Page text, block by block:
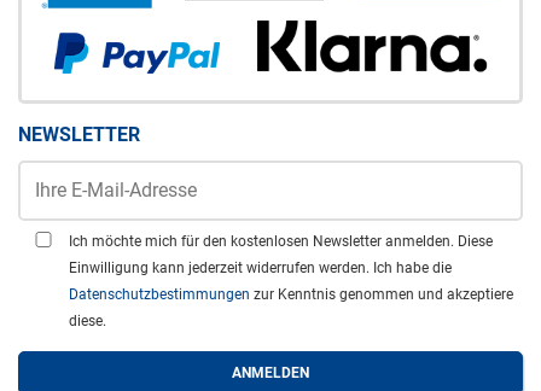
NEWSLETTER
Ich möchte mich für den kostenlosen Newsletter anmelden. Diese
Einwilligung kann jederzeit widerrufen werden. Ich habe die
Datenschutzbestimmungen zur Kenntnis genommen und akzeptiere
diese.